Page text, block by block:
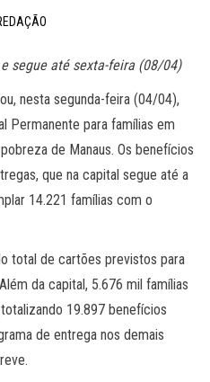
segue até sexta-feira (08/04)
nesta segunda-feira (04/04),
Permanente para famílias em
de Manaus. Os benefícios
que na capital segue até a
14.221 famílias com o
total de cartões previstos para
da capital, 5.676 mil famílias
19.897 benefícios
de entrega nos demais